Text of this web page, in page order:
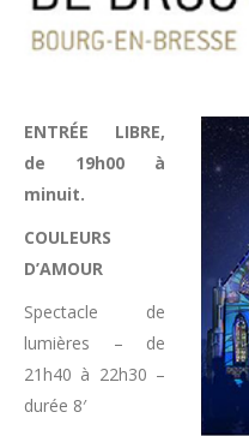
ENTRÉE LIBRE,
de 19h00 à
minuit.
COULEURS
D’AMOUR
Spectacle de
lumières – de
21h40 à 22h30 –
durée 8′